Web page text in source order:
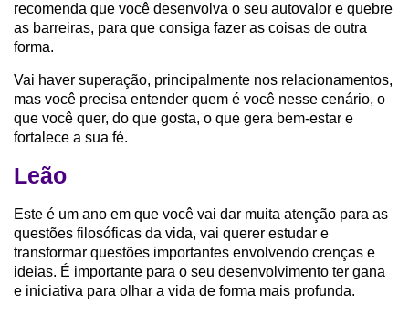
recomenda que você desenvolva o seu autovalor e quebre
as barreiras, para que consiga fazer as coisas de outra
forma.
Vai haver superação, principalmente nos relacionamentos,
mas você precisa entender quem é você nesse cenário, o
que você quer, do que gosta, o que gera bem-estar e
fortalece a sua fé.
Leão
Este é um ano em que você vai dar muita atenção para as
questões filosóficas da vida, vai querer estudar e
transformar questões importantes envolvendo crenças e
ideias. É importante para o seu desenvolvimento ter gana
e iniciativa para olhar a vida de forma mais profunda.